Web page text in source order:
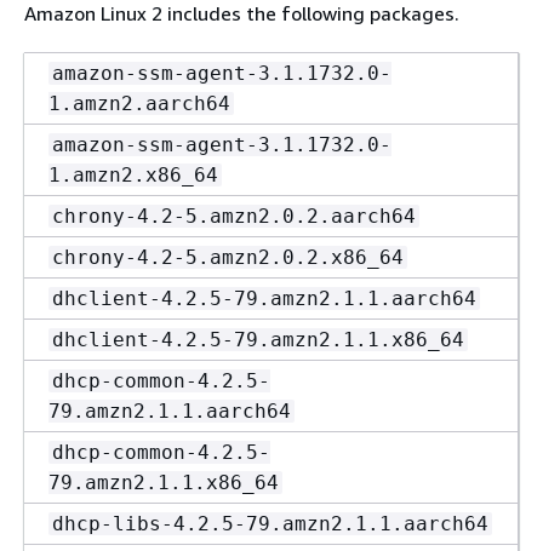
Amazon Linux 2 includes the following packages.
amazon-ssm-agent-3.1.1732.0-
1.amzn2.aarch64
amazon-ssm-agent-3.1.1732.0-
1.amzn2.x86_64
chrony-4.2-5.amzn2.0.2.aarch64
chrony-4.2-5.amzn2.0.2.x86_64
dhclient-4.2.5-79.amzn2.1.1.aarch64
dhclient-4.2.5-79.amzn2.1.1.x86_64
dhcp-common-4.2.5-
79.amzn2.1.1.aarch64
dhcp-common-4.2.5-
79.amzn2.1.1.x86_64
dhcp-libs-4.2.5-79.amzn2.1.1.aarch64